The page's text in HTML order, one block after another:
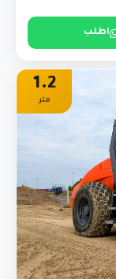
اطلب
1.2
متر